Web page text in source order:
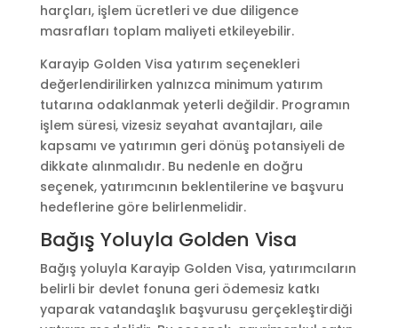
harçları, işlem ücretleri ve due diligence
masrafları toplam maliyeti etkileyebilir.
Karayip Golden Visa yatırım seçenekleri
değerlendirilirken yalnızca minimum yatırım
tutarına odaklanmak yeterli değildir. Programın
işlem süresi, vizesiz seyahat avantajları, aile
kapsamı ve yatırımın geri dönüş potansiyeli de
dikkate alınmalıdır. Bu nedenle en doğru
seçenek, yatırımcının beklentilerine ve başvuru
hedeflerine göre belirlenmelidir.
Bağış Yoluyla Golden Visa
Bağış yoluyla Karayip Golden Visa, yatırımcıların
belirli bir devlet fonuna geri ödemesiz katkı
yaparak vatandaşlık başvurusu gerçekleştirdiği